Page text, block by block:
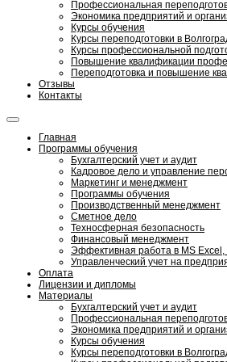
Профессиональная
Экономика предприятий и
Курсы обучения
Курсы переподготовки в
Курсы профессиональной
Повышение квалификации
Переподготовка и повышение
Отзывы
Контакты
Главная
Программы обучения
Бухгалтерский учет и аудит
Кадровое дело и управление
Маркетинг и менеджмент
Программы обучения
Производственный менеджмент
Сметное дело
Техносферная безопасность
Финансовый менеджмент
Эффективная работа в MS
Управленческий учет на
Оплата
Лицензии и дипломы
Материалы
Бухгалтерский учет и аудит
Профессиональная
Экономика предприятий и
Курсы обучения
Курсы переподготовки в